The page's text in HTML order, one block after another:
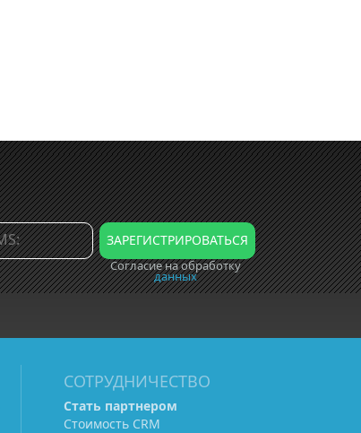
Согласие на обработку
данных
СОТРУДНИЧЕСТВО
Стать партнером
Стоимость CRM